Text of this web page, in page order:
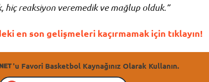
hiç reaksiyon veremedik ve mağlup olduk.”
en son gelişmeleri kaçırmamak için tıklayın!
'u Favori Basketbol Kaynağınız Olarak Kullanın.